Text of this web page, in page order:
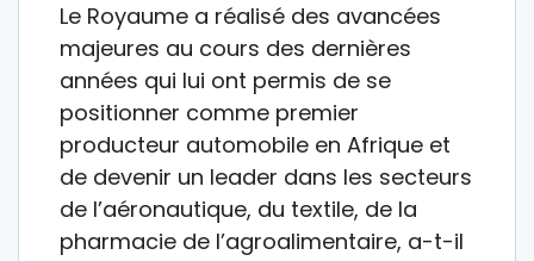
Le Royaume a réalisé des avancées
majeures au cours des dernières
années qui lui ont permis de se
positionner comme premier
producteur automobile en Afrique et
de devenir un leader dans les secteurs
de l’aéronautique, du textile, de la
pharmacie de l’agroalimentaire, a-t-il